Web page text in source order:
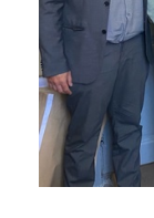
ΤΟΠΟΣ
ΠΟΛΙΤΙΣΜΟΣ
ΑΝΘΕΚΤΙΚΗ